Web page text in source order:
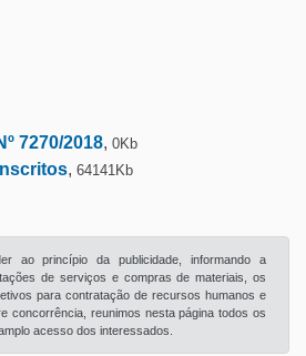
7270/2018, 0Kb
, 64141Kb
ao princípio da publicidade, informando a
de serviços e compras de materiais, os
para contratação de recursos humanos e
concorrência, reunimos nesta página todos os
acesso dos interessados.